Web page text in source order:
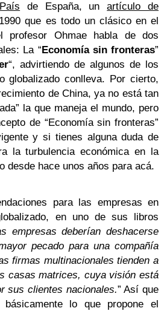
de España, unartículo de
que es todo un clásico en el
Ohmae habla de dos
La “ Economía sin fronteras”
“, advirtiendo de algunos de los
globalizado conlleva. Por cierto,
de China, ya no está tan
la que maneja el mundo, pero
de “Economía sin fronteras”
y si tienes alguna duda de
la turbulencia económica en la
desde hace unos años para acá.
para las empresas en
en uno de sus libros
empresas deberían deshacerse
pecado para una compañía
firmas multinacionales tienden a
casas matrices, cuya visión está
sus clientes nacionales.” Así que
lo que propone el